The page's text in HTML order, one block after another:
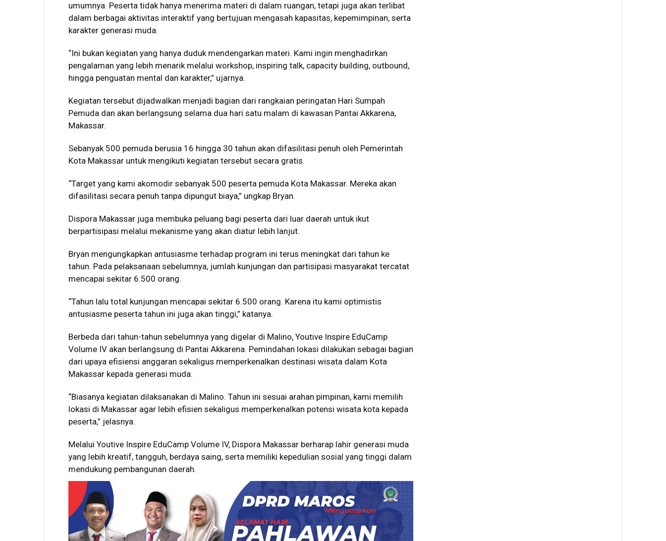
umumnya. Peserta tidak hanya menerima materi di dalam ruangan, tetapi juga akan terlibat
dalam berbagai aktivitas interaktif yang bertujuan mengasah kapasitas, kepemimpinan, serta
karakter generasi muda.
“Ini bukan kegiatan yang hanya duduk mendengarkan materi. Kami ingin menghadirkan
pengalaman yang lebih menarik melalui workshop, inspiring talk, capacity building, outbound,
hingga penguatan mental dan karakter,” ujarnya.
Kegiatan tersebut dijadwalkan menjadi bagian dari rangkaian peringatan Hari Sumpah
Pemuda dan akan berlangsung selama dua hari satu malam di kawasan Pantai Akkarena,
Makassar.
Sebanyak 500 pemuda berusia 16 hingga 30 tahun akan difasilitasi penuh oleh Pemerintah
Kota Makassar untuk mengikuti kegiatan tersebut secara gratis.
“Target yang kami akomodir sebanyak 500 peserta pemuda Kota Makassar. Mereka akan
difasilitasi secara penuh tanpa dipungut biaya,” ungkap Bryan.
Dispora Makassar juga membuka peluang bagi peserta dari luar daerah untuk ikut
berpartisipasi melalui mekanisme yang akan diatur lebih lanjut.
Bryan mengungkapkan antusiasme terhadap program ini terus meningkat dari tahun ke
tahun. Pada pelaksanaan sebelumnya, jumlah kunjungan dan partisipasi masyarakat tercatat
mencapai sekitar 6.500 orang.
“Tahun lalu total kunjungan mencapai sekitar 6.500 orang. Karena itu kami optimistis
antusiasme peserta tahun ini juga akan tinggi,” katanya.
Berbeda dari tahun-tahun sebelumnya yang digelar di Malino, Youtive Inspire EduCamp
Volume IV akan berlangsung di Pantai Akkarena. Pemindahan lokasi dilakukan sebagai bagian
dari upaya efisiensi anggaran sekaligus memperkenalkan destinasi wisata dalam Kota
Makassar kepada generasi muda.
“Biasanya kegiatan dilaksanakan di Malino. Tahun ini sesuai arahan pimpinan, kami memilih
lokasi di Makassar agar lebih efisien sekaligus memperkenalkan potensi wisata kota kepada
peserta,” jelasnya.
Melalui Youtive Inspire EduCamp Volume IV, Dispora Makassar berharap lahir generasi muda
yang lebih kreatif, tangguh, berdaya saing, serta memiliki kepedulian sosial yang tinggi dalam
mendukung pembangunan daerah.